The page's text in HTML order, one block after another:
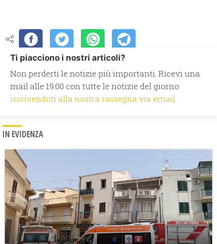
Ti piacciono i nostri articoli?
Non perderti le notizie più importanti. Ricevi una
mail alle 19.00 con tutte le notizie del giorno
iscrivendoti alla nostra rassegna via email.
IN EVIDENZA